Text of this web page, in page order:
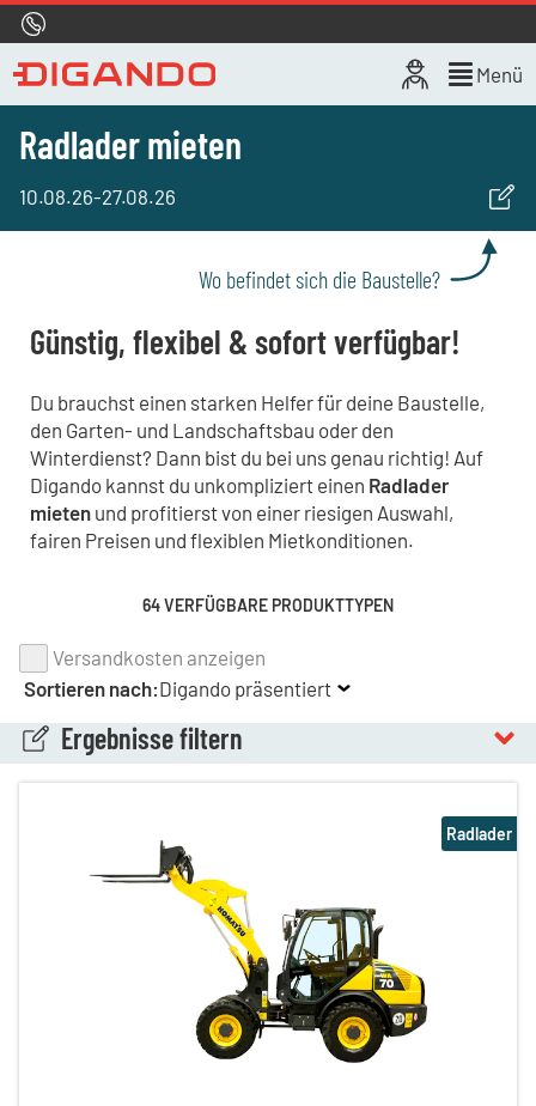
Menü
Radlader mieten
10.08.26-27.08.26
Wo befindet sich die Baustelle?
Günstig, flexibel & sofort verfügbar!
Du brauchst einen starken Helfer für deine Baustelle,
den Garten- und Landschaftsbau oder den
Winterdienst? Dann bist du bei uns genau richtig! Auf
Digando kannst du unkompliziert einen Radlader
mietenund profitierst von einer riesigen Auswahl,
fairen Preisen und flexiblen Mietkonditionen.
64 VERFÜGBARE PRODUKTTYPEN
Ergebnisse filtern
Versandkosten anzeigen
Sortieren nach:Digando präsentiert
Radlader